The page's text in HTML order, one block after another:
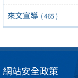
來文宣導 ( 465 )
網站安全政策